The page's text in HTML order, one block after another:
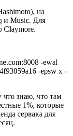
на
и Music. Для
Claymore.
-ewal
-epsw x -
знаю, что там
1%, которые
сервака для